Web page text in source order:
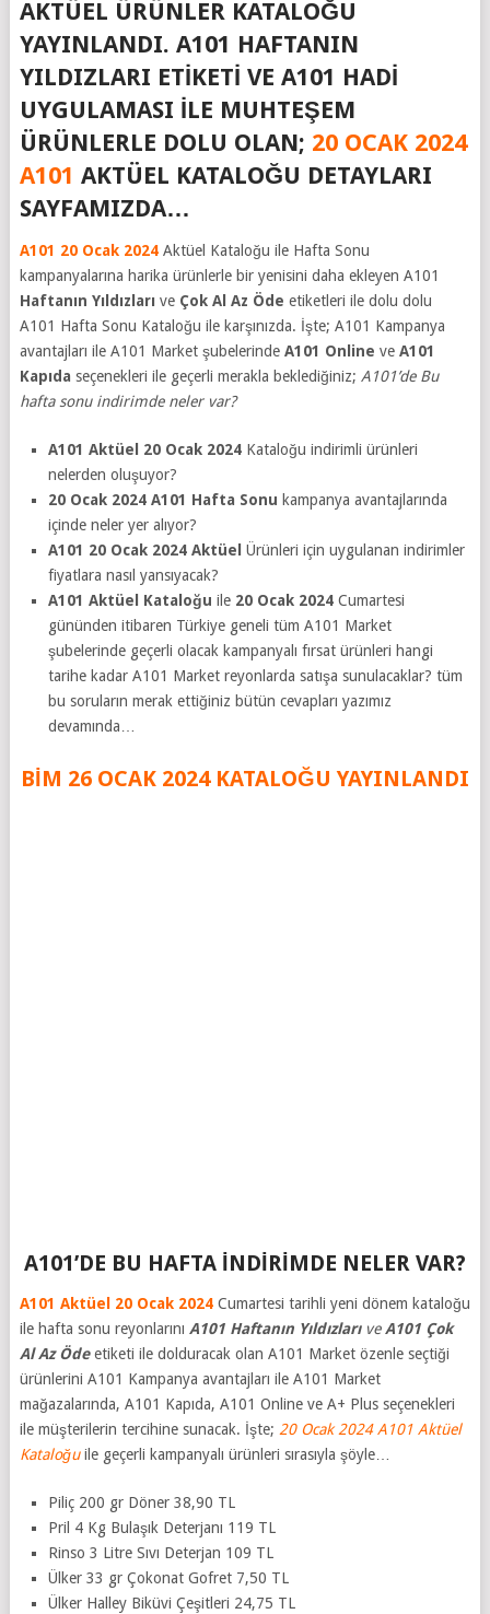
AKTÜEL ÜRÜNLER KATALOĞU
YAYINLANDI. A101 HAFTANIN
YILDIZLARI ETIKETI VE A101 HADI
UYGULAMASI ILE MUHTEŞEM
ÜRÜNLERLE DOLU OLAN; 20 OCAK 2024
A101 AKTÜEL KATALOĞU DETAYLARI
SAYFAMIZDA…
A101 20 Ocak 2024 Aktüel Kataloğu ile Hafta Sonu
kampanyalarına harika ürünlerle bir yenisini daha ekleyen A101
Haftanın Yıldızları ve Çok Al Az Öde etiketleri ile dolu dolu
A101 Hafta Sonu Kataloğu ile karşınızda. İşte; A101 Kampanya
avantajları ile A101 Market şubelerinde A101 Online ve A101
Kapıda seçenekleri ile geçerli merakla beklediğiniz; A101’de Bu
hafta sonu indirimde neler var?
A101 Aktüel 20 Ocak 2024 Kataloğu indirimli ürünleri
nelerden oluşuyor?
20 Ocak 2024 A101 Hafta Sonu kampanya avantajlarında
içinde neler yer alıyor?
A101 20 Ocak 2024 AktüelÜrünleri için uygulanan indirimler
fiyatlara nasıl yansıyacak?
A101 Aktüel Kataloğu ile 20 Ocak 2024 Cumartesi
gününden itibaren Türkiye geneli tüm A101 Market
şubelerinde geçerli olacak kampanyalı fırsat ürünleri hangi
tarihe kadar A101 Market reyonlarda satışa sunulacaklar? tüm
bu soruların merak ettiğiniz bütün cevapları yazımız
devamında…
BİM 26 OCAK2024 KATALOĞU YAYINLANDI
A101’DE BU HAFTA İNDİRİMDE NELER VAR?
A101 Aktüel 20 Ocak 2024 Cumartesi tarihli yeni dönem kataloğu
ile hafta sonu reyonlarını A101 Haftanın Yıldızları veA101 Çok
Al Az Ödeetiketi ile dolduracak olan A101 Market özenle seçtiği
ürünlerini A101 Kampanya avantajları ile A101 Market
mağazalarında, A101 Kapıda, A101 Online ve A+ Plus seçenekleri
ile müşterilerin tercihine sunacak. İşte; 20 Ocak 2024 A101 Aktüel
Kataloğuile geçerli kampanyalı ürünleri sırasıyla şöyle…
Piliç 200 gr Döner 38,90 TL
Pril 4 Kg Bulaşık Deterjanı 119 TL
Rinso 3 Litre Sıvı Deterjan 109 TL
Ülker 33 gr Çokonat Gofret 7,50 TL
Ülker Halley Biküvi Çeşitleri 24,75 TL